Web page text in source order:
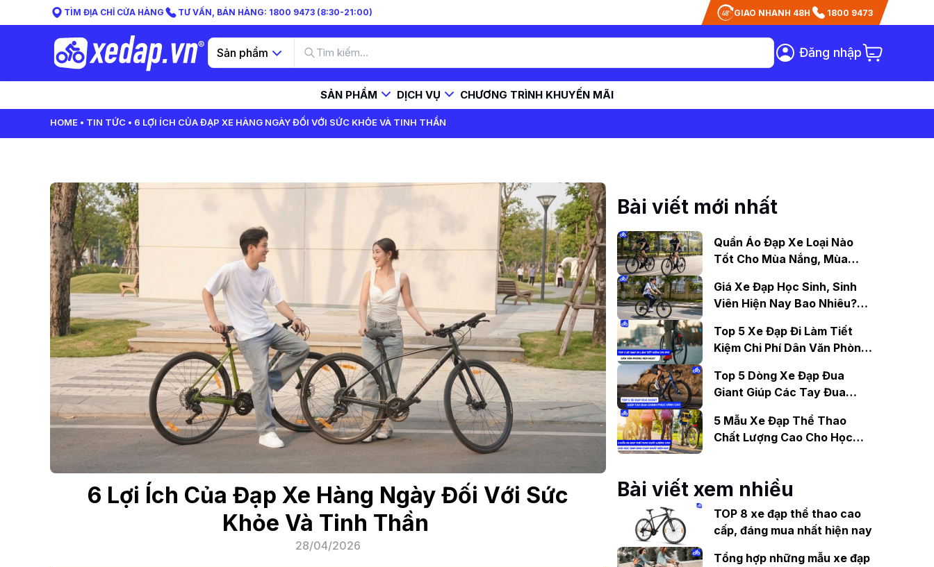
TÌM ĐỊA CHỈ CỬA HÀNG TƯ VẤN, BÁN HÀNG: 1800 9473 (8:30-21:00) GIAO NHANH 48H 1800 9473
Sản phẩm Đăng nhập
SẢN PHẨM DỊCH VỤ CHƯƠNG TRÌNH KHUYẾN MÃI
HOME TIN TỨC 6 LỢI ÍCH CỦA ĐẠP XE HÀNG NGÀY ĐỐI VỚI SỨC KHỎE VÀ TINH THẦN
6 Lợi Ích Của Đạp Xe Hàng Ngày Đối Với Sức
Khỏe Và Tinh Thần
28/04/2026
Bài viết mới nhất
Quần Áo Đạp Xe Loại Nào
Tốt Cho Mùa Nắng, Mùa
Giá Xe Đạp Học Sinh, Sinh
Viên Hiện Nay Bao Nhiêu?
Top 5 Xe Đạp Đi Làm Tiết
Kiệm Chi Phí Dân Văn Phòng
Top 5 Dòng Xe Đạp Đua
Giant Giúp Các Tay Đua
5 Mẫu Xe Đạp Thể Thao
Chất Lượng Cao Cho Học
Bài viết xem nhiều
TOP 8 xe đạp thể thao cao
cấp, đáng mua nhất hiện nay
Tổng hợp những mẫu xe đạp